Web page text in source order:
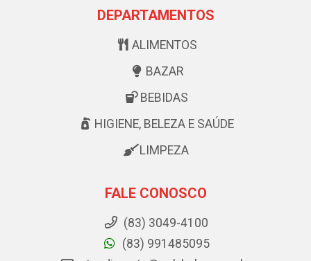
DEPARTAMENTOS
ALIMENTOS
BAZAR
BEBIDAS
HIGIENE, BELEZA E SAÚDE
LIMPEZA
FALE CONOSCO
(83) 3049-4100
(83) 991485095